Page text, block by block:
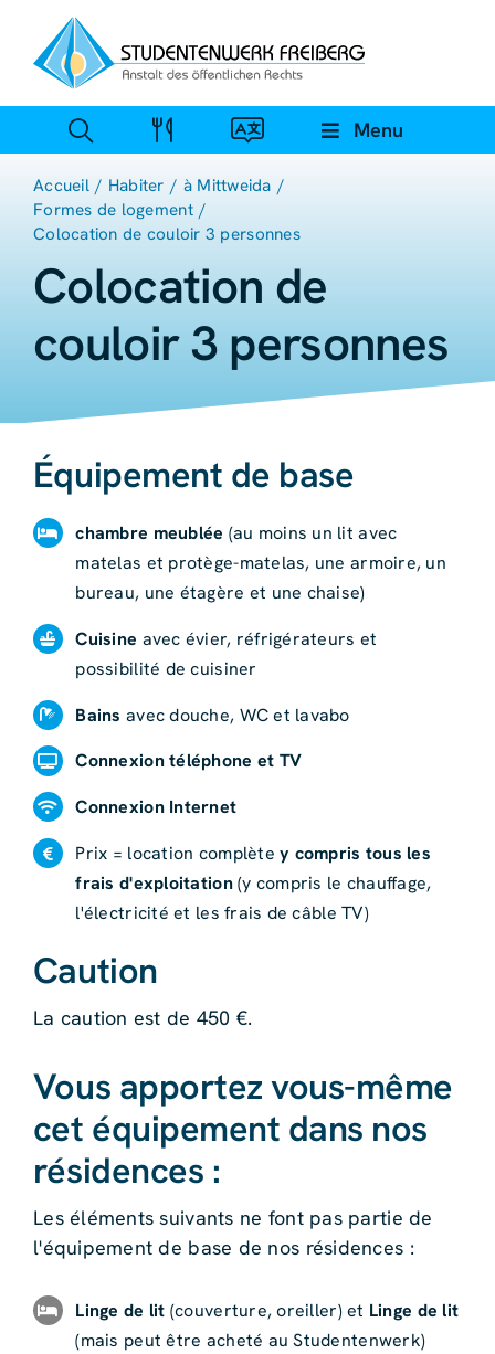
content
Menu
Accueil Habiter
à Mittweida
Formes de logement
Colocation de couloir 3 personnes
Colocation de
couloir 3 personnes
Équipement de base
chambre meublée (au moins un lit avec
matelas et protège-matelas, une armoire, un
bureau, une étagère et une chaise)
Cuisine avec évier, réfrigérateurs et
possibilité de cuisiner
Bains avec douche, WC et lavabo
Connexion téléphone et TV
Connexion Internet
Prix = location complètey compris tous les
frais d'exploitation(y compris le chauffage,
l'électricité et les frais de câble TV)
Caution
La caution est de 450 €.
Vous apportez vous-même
cet équipement dans nos
résidences :
Les éléments suivants ne font pas partie de
l'équipement de base de nos résidences :
Linge de lit (couverture, oreiller) et Linge de lit
(mais peut être acheté au Studentenwerk)